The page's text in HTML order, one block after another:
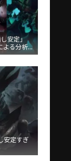
安定」
よる分析が
安定すぎ